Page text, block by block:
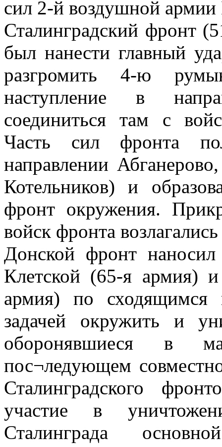
сил 2-й воздушной
Сталинградский фронт
был нанести главный
разгромить 4-ю
наступление в
соединиться там с
Часть сил фронта
направлении
Котельников) и
фронт окружения.
войск фронта
Донской фронт
Клетской (65-я армия)
армия) по сходящимся
задачей окружить и
оборонявшиеся в
пос¬ледующем
Сталинградского
участие в
Сталинграда